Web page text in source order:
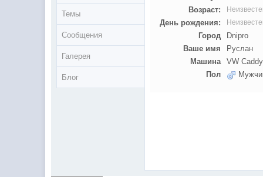
Темы
Сообщения
Галерея
Блог
Возраст:
День рождения:
Город
Dnipro
Ваше имя
Руслан
Машина
VW Caddy
Пол